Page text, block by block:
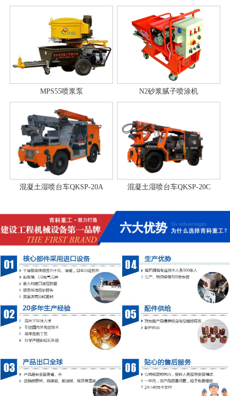
MPS55喷浆泵 N2砂浆腻子喷涂机
混凝土湿喷台车QKSP-20A 混凝土湿喷台车QKSP-20C